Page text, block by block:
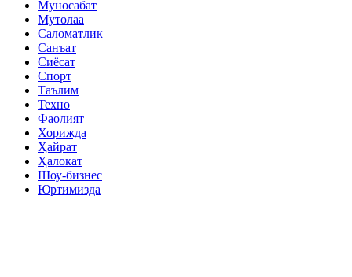
Муносабат
Мутолаа
Саломатлик
Санъат
Сиёсат
Спорт
Таълим
Техно
Фаолият
Хорижда
Ҳайрат
Ҳалокат
Шоу-бизнес
Юртимизда